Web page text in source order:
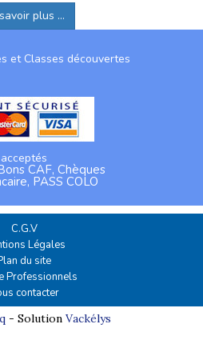
plus ...
et Classes découvertes
CAF, Chèques
PASS COLO
C.G.V
Légales
du site
Professionnels
contacter
- Solution Vackélys